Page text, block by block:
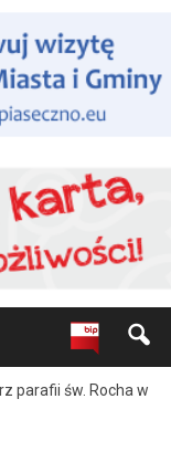
parafii św. Rocha w